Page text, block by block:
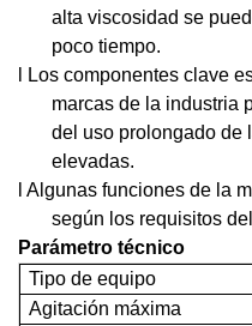
alta viscosidad se
poco tiempo.
l Los componentes clave
marcas de la industria
del uso prolongado de
elevadas.
l Algunas funciones de la
según los requisitos
Parámetro técnico
Tipo de equipo
Agitación máxima